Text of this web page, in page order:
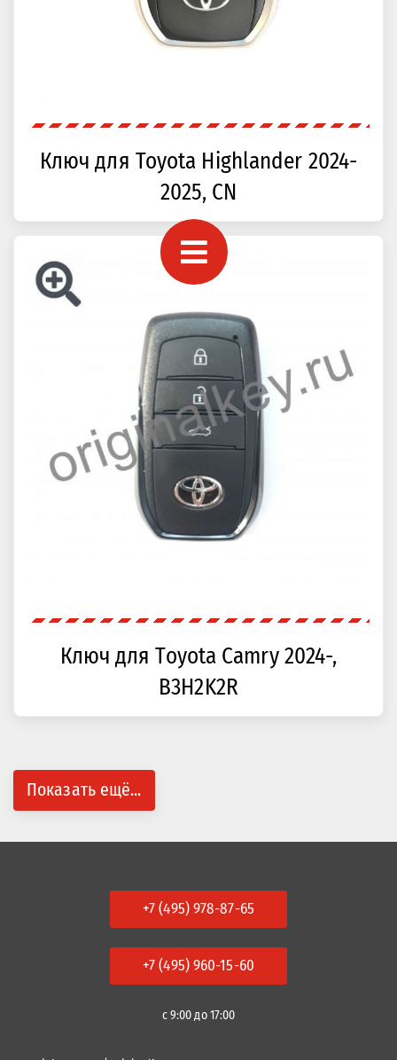
Ключ для Toyota Highlander 2024-
2025, CN
Ключ для Toyota Camry 2024-,
B3H2K2R
Показать ещё...
+7 (495) 978-87-65
+7 (495) 960-15-60
с 9:00 до 17:00